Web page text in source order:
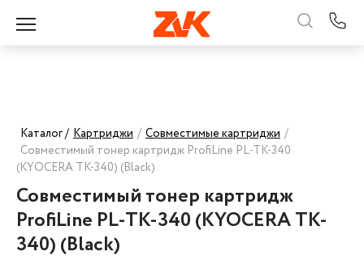
Каталог / Картриджи / Совместимые картриджи /
Совместимый тонер картридж ProfiLine PL-TK-340
(KYOCERA TK-340) (Black)
Совместимый тонер картридж
ProfiLine PL-TK-340 (KYOCERA TK-
340) (Black)